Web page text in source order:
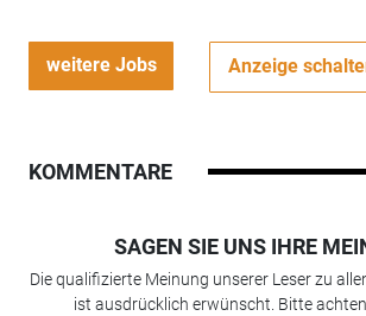
weitere Jobs Anzeige
KOMMENTARE
SAGEN SIE UNS IHRE
Die qualifizierte Meinung unserer Leser zu
ist ausdrücklich erwünscht. Bitte